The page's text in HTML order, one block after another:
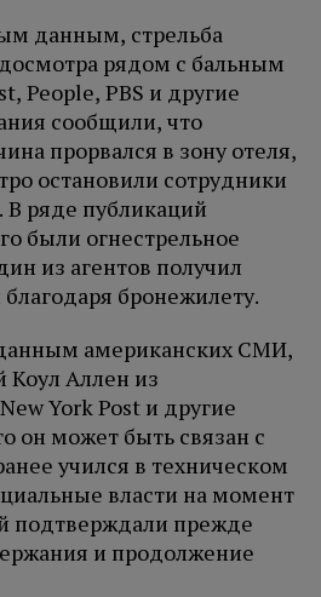
данным, стрельба
рядом с бальным
People, PBS и другие
сообщили, что
прорвался в зону отеля,
остановили сотрудники
ряде публикаций
были огнестрельное
из агентов получил
бронежилету.
американских СМИ,
Коул Аллен из
York Post и другие
он может быть связан с
учился в техническом
власти на момент
подтверждали прежде
и продолжение